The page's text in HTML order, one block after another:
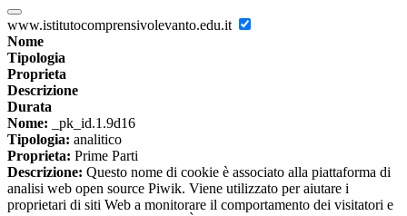
www.istitutocomprensivolevanto.edu.it
Nome
Tipologia
Proprieta
Descrizione
Durata
Nome: _pk_id.1.9d16
Tipologia: analitico
Proprieta: Prime Parti
Descrizione: Questo nome di cookie è associato alla piattaforma di
analisi web open source Piwik. Viene utilizzato per aiutare i
proprietari di siti Web a monitorare il comportamento dei visitatori e